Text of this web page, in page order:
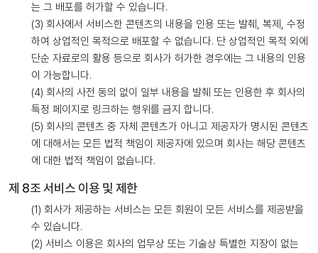
는 그 배포를 허가할 수 있습니다.
(3) 회사에서 서비스한 콘텐츠의 내용을 인용 또는 발췌, 복제, 수정
하여 상업적인 목적으로 배포할 수 없습니다. 단 상업적인 목적 외에
단순 자료로의 활용 등으로 회사가 허가한 경우에는 그 내용의 인용
이 가능합니다.
(4) 회사의 사전 동의 없이 일부 내용을 발췌 또는 인용한 후 회사의
특정 페이지로 링크하는 행위를 금지 합니다.
(5) 회사의 콘텐츠 중 자체 콘텐츠가 아니고 제공자가 명시된 콘텐츠
에 대해서는 모든 법적 책임이 제공자에 있으며 회사는 해당 콘텐츠
에 대한 법적 책임이 없습니다.
제 8조 서비스 이용 및 제한
(1) 회사가 제공하는 서비스는 모든 회원이 모든 서비스를 제공받을
수 있습니다.
(2) 서비스 이용은 회사의 업무상 또는 기술상 특별한 지장이 없는